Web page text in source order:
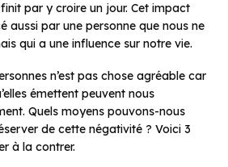
par y croire un jour. Cet impact
aussi par une personne que nous ne
qui a une influence sur notre vie.
n’est pas chose agréable car
émettent peuvent nous
Quels moyens pouvons-nous
de cette négativité ? Voici 3
à la contrer.